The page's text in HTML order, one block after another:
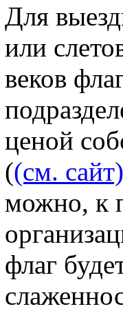
Для
или
веков
ценой
((см. сайт)
можно, к
флаг